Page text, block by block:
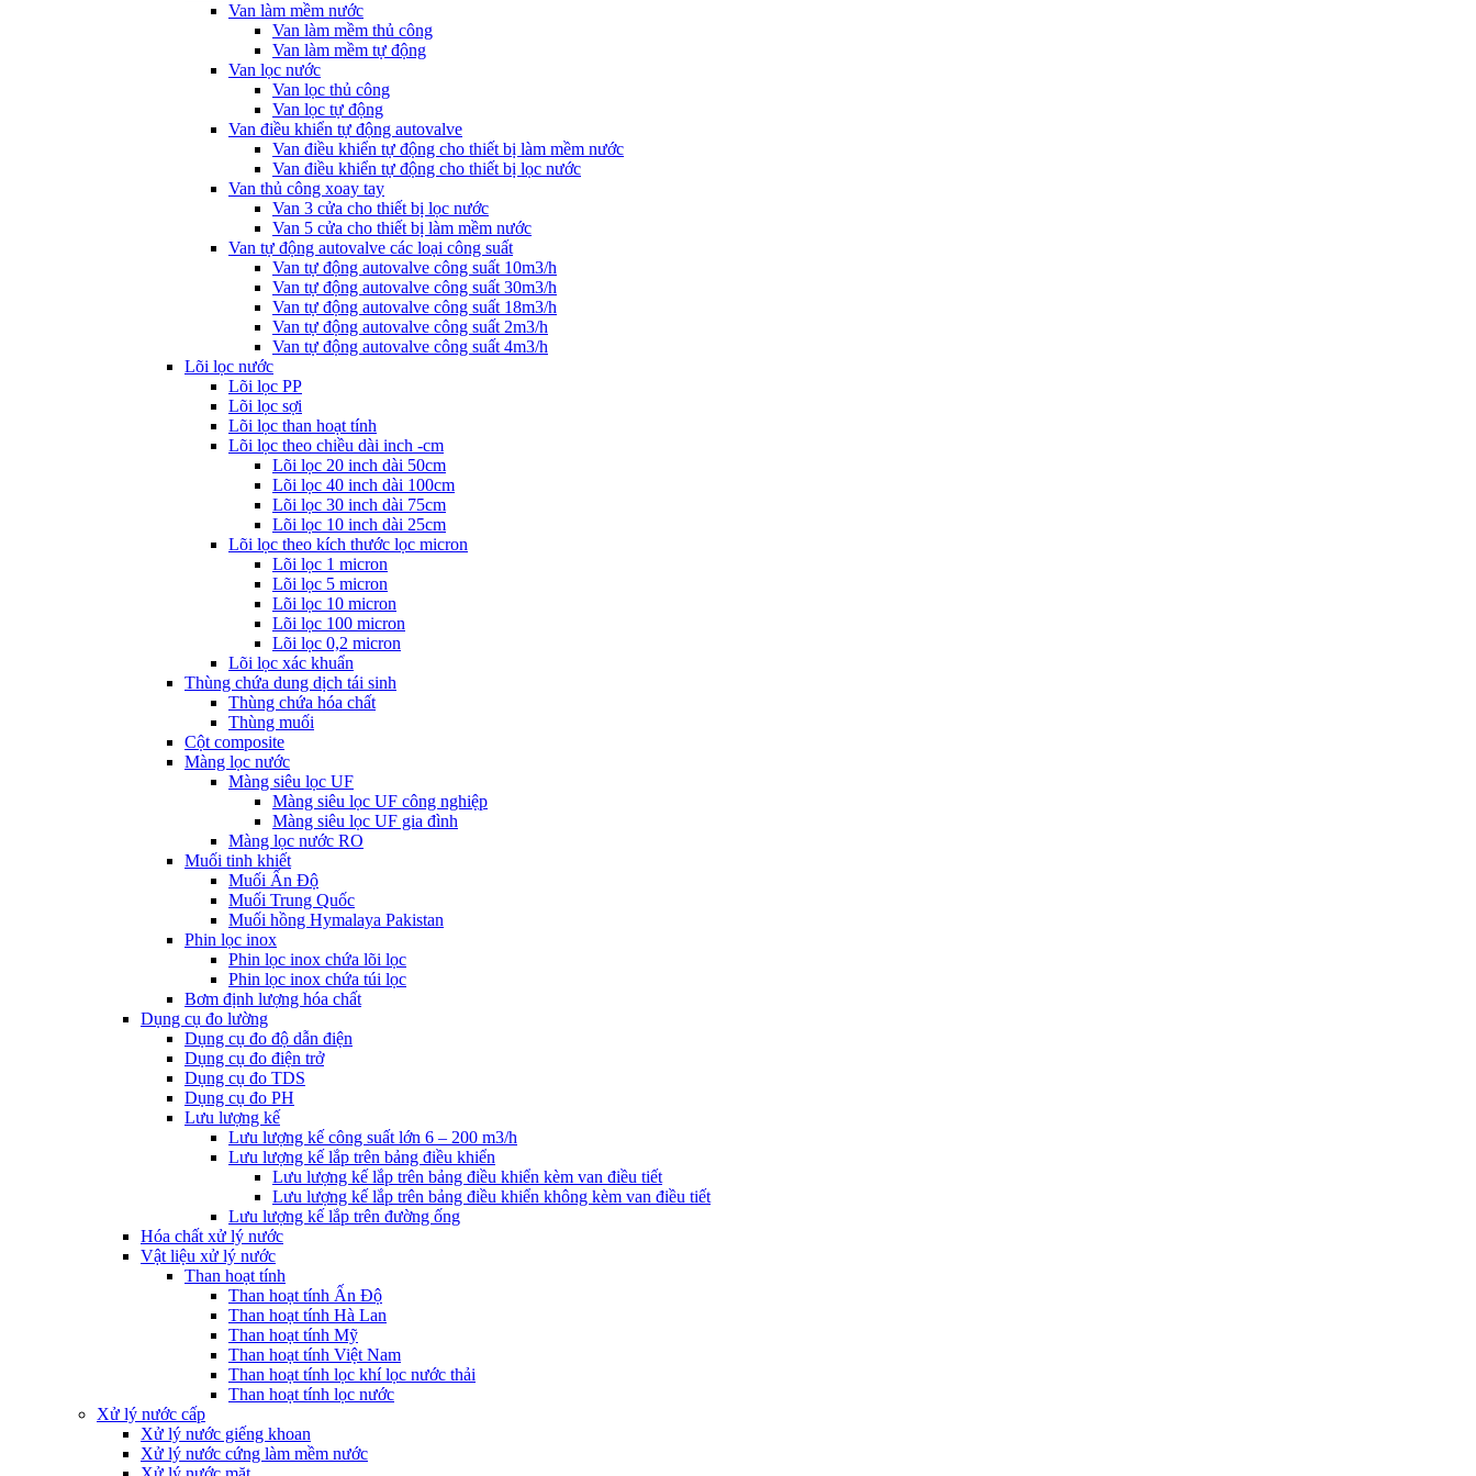
Van làm mềm nước
Van làm mềm thủ công
Van làm mềm tự động
Van lọc nước
Van lọc thủ công
Van lọc tự động
Van điều khiển tự động autovalve
Van điều khiển tự động cho thiết bị làm mềm nước
Van điều khiển tự động cho thiết bị lọc nước
Van thủ công xoay tay
Van 3 cửa cho thiết bị lọc nước
Van 5 cửa cho thiết bị làm mềm nước
Van tự động autovalve các loại công suất
Van tự động autovalve công suất 10m3/h
Van tự động autovalve công suất 30m3/h
Van tự động autovalve công suất 18m3/h
Van tự động autovalve công suất 2m3/h
Van tự động autovalve công suất 4m3/h
Lõi lọc nước
Lõi lọc PP
Lõi lọc sợi
Lõi lọc than hoạt tính
Lõi lọc theo chiều dài inch -cm
Lõi lọc 20 inch dài 50cm
Lõi lọc 40 inch dài 100cm
Lõi lọc 30 inch dài 75cm
Lõi lọc 10 inch dài 25cm
Lõi lọc theo kích thước lọc micron
Lõi lọc 1 micron
Lõi lọc 5 micron
Lõi lọc 10 micron
Lõi lọc 100 micron
Lõi lọc 0,2 micron
Lõi lọc xác khuẩn
Thùng chứa dung dịch tái sinh
Thùng chứa hóa chất
Thùng muối
Cột composite
Màng lọc nước
Màng siêu lọc UF
Màng siêu lọc UF công nghiệp
Màng siêu lọc UF gia đình
Màng lọc nước RO
Muối tinh khiết
Muối Ấn Độ
Muối Trung Quốc
Muối hồng Hymalaya Pakistan
Phin lọc inox
Phin lọc inox chứa lõi lọc
Phin lọc inox chứa túi lọc
Bơm định lượng hóa chất
Dụng cụ đo lường
Dụng cụ đo độ dẫn điện
Dụng cụ đo điện trở
Dụng cụ đo TDS
Dụng cụ đo PH
Lưu lượng kế
Lưu lượng kế công suất lớn 6 – 200 m3/h
Lưu lượng kế lắp trên bảng điều khiển
Lưu lượng kế lắp trên bảng điều khiển kèm van điều tiết
Lưu lượng kế lắp trên bảng điều khiển không kèm van điều tiết
Lưu lượng kế lắp trên đường ống
Hóa chất xử lý nước
Vật liệu xử lý nước
Than hoạt tính
Than hoạt tính Ấn Độ
Than hoạt tính Hà Lan
Than hoạt tính Mỹ
Than hoạt tính Việt Nam
Than hoạt tính lọc khí lọc nước thải
Than hoạt tính lọc nước
Xử lý nước cấp
Xử lý nước giếng khoan
Xử lý nước cứng làm mềm nước